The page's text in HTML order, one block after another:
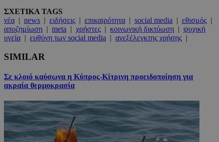
ΣΧΕΤΙΚΑ TAGS
νέα | news | ειδήσεις | επικαιρότητα | social media | εθισμός |
αποζημίωση | meta | χρήστες | κοινωνική δικτύωση | ψυχική
υγεία | ευθύνη των social media | ανεξέλεγκτης χρήσης |
SIMILAR
Σε κλοιό καύσωνα η Κύπρος-Κίτρινη προειδοποίηση για
ακραία θερμοκρασία